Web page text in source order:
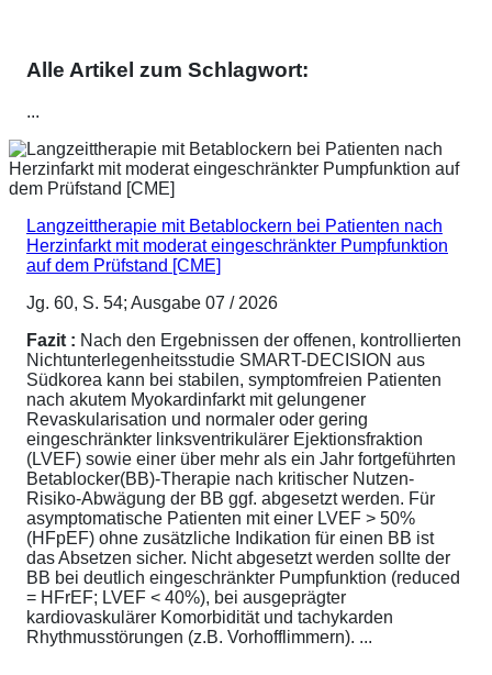
Alle Artikel zum Schlagwort:
...
Langzeittherapie mit Betablockern bei Patienten nach
Herzinfarkt mit moderat eingeschränkter Pumpfunktion
auf dem Prüfstand [CME]
Jg. 60, S. 54; Ausgabe 07 / 2026
Fazit : Nach den Ergebnissen der offenen, kontrollierten
Nichtunterlegenheitsstudie SMART-DECISION aus
Südkorea kann bei stabilen, symptomfreien Patienten
nach akutem Myokardinfarkt mit gelungener
Revaskularisation und normaler oder gering
eingeschränkter linksventrikulärer Ejektionsfraktion
(LVEF) sowie einer über mehr als ein Jahr fortgeführten
Betablocker(BB)-Therapie nach kritischer Nutzen-
Risiko-Abwägung der BB ggf. abgesetzt werden. Für
asymptomatische Patienten mit einer LVEF > 50%
(HFpEF) ohne zusätzliche Indikation für einen BB ist
das Absetzen sicher. Nicht abgesetzt werden sollte der
BB bei deutlich eingeschränkter Pumpfunktion (reduced
= HFrEF; LVEF < 40%), bei ausgeprägter
kardiovaskulärer Komorbidität und tachykarden
Rhythmusstörungen (z.B. Vorhofflimmern). ...